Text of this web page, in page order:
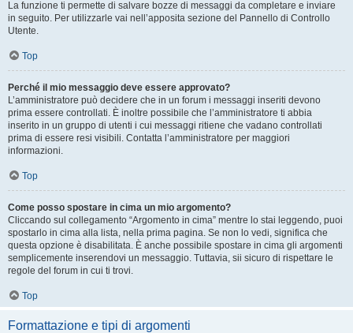
La funzione ti permette di salvare bozze di messaggi da completare e inviare
in seguito. Per utilizzarle vai nell’apposita sezione del Pannello di Controllo
Utente.
Top
Perché il mio messaggio deve essere approvato?
L’amministratore può decidere che in un forum i messaggi inseriti devono
prima essere controllati. È inoltre possibile che l’amministratore ti abbia
inserito in un gruppo di utenti i cui messaggi ritiene che vadano controllati
prima di essere resi visibili. Contatta l’amministratore per maggiori
informazioni.
Top
Come posso spostare in cima un mio argomento?
Cliccando sul collegamento “Argomento in cima” mentre lo stai leggendo, puoi
spostarlo in cima alla lista, nella prima pagina. Se non lo vedi, significa che
questa opzione è disabilitata. È anche possibile spostare in cima gli argomenti
semplicemente inserendovi un messaggio. Tuttavia, sii sicuro di rispettare le
regole del forum in cui ti trovi.
Top
Formattazione e tipi di argomenti